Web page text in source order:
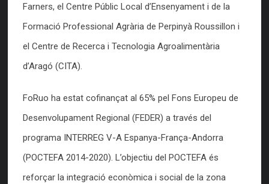
Farners, el Centre Públic Local d’Ensenyament i de la
Formació Professional Agrària de Perpinyà Roussillon i
el Centre de Recerca i Tecnologia Agroalimentària
d’Aragó (CITA).
FoRuo ha estat cofinançat al 65% pel Fons Europeu de
Desenvolupament Regional (FEDER) a través del
programa INTERREG V-A Espanya-França-Andorra
(POCTEFA 2014-2020). L’objectiu del POCTEFA és
reforçar la integració econòmica i social de la zona